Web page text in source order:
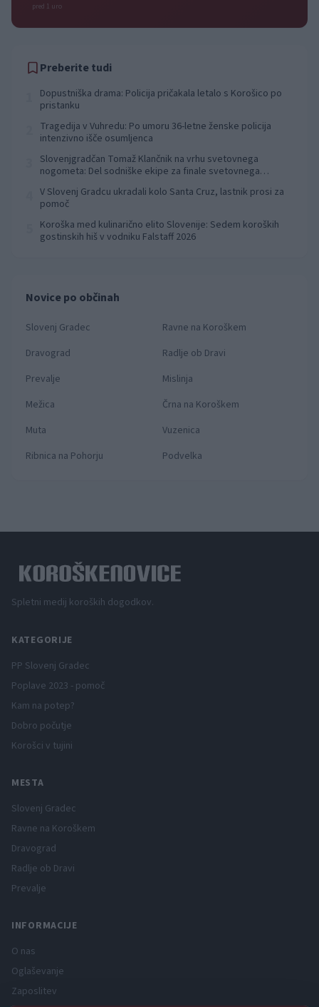
pred 1 uro
Preberite tudi
Dopustniška drama: Policija pričakala letalo s Korošico po
pristanku
Tragedija v Vuhredu: Po umoru 36-letne ženske policija
intenzivno išče osumljenca
Slovenjgradčan Tomaž Klančnik na vrhu svetovnega
nogometa: Del sodniške ekipe za finale svetovnega
V Slovenj Gradcu ukradali kolo Santa Cruz, lastnik prosi za
pomoč
Koroška med kulinarično elito Slovenije: Sedem koroških
gostinskih hiš v vodniku Falstaff 2026
Novice po občinah
Slovenj Gradec
Ravne na Koroškem
Dravograd
Radlje ob Dravi
Prevalje
Mislinja
Mežica
Črna na Koroškem
Muta
Vuzenica
Ribnica na Pohorju
Podvelka
Spletni medij koroških dogodkov.
KATEGORIJE
PP Slovenj Gradec
Poplave 2023 - pomoč
Kam na potep?
Dobro počutje
Korošci v tujini
MESTA
Slovenj Gradec
Ravne na Koroškem
Dravograd
Radlje ob Dravi
Prevalje
INFORMACIJE
O nas
Oglaševanje
Zaposlitev